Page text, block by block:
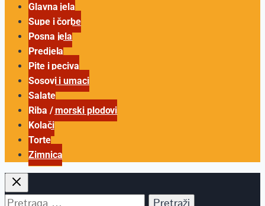
Glavna jela
Supe i čorbe
Posna jela
Predjela
Pite i peciva
Sosovi i umaci
Salate
Riba / morski plodovi
Kolači
Torte
Zimnica
Pretraga